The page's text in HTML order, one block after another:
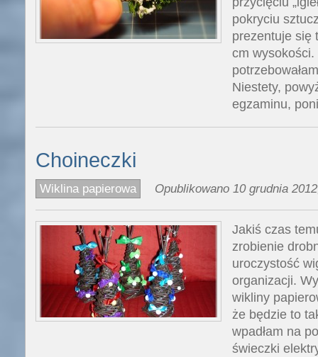
pokryciu
prezentuje się
cm
Niestety,
egzaminu,
Choineczki
Wiklina papierowa Opublikowano 10 grudnia
Jakiś czas
zrobienie
uroczystość
organizacji.
wikliny
że będzie to
wpadłam na
świeczki